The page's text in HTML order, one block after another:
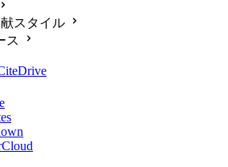
スタイル
ス